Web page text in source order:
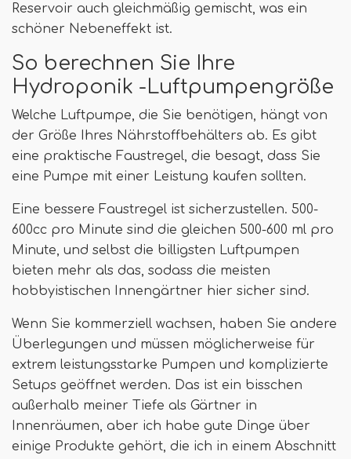
Reservoir auch gleichmäßig gemischt, was ein
schöner Nebeneffekt ist.
So berechnen Sie Ihre
Hydroponik -Luftpumpengröße
Welche Luftpumpe, die Sie benötigen, hängt von
der Größe Ihres Nährstoffbehälters ab. Es gibt
eine praktische Faustregel, die besagt, dass Sie
eine Pumpe mit einer Leistung kaufen sollten.
Eine bessere Faustregel ist sicherzustellen. 500-
600cc pro Minute sind die gleichen 500-600 ml pro
Minute, und selbst die billigsten Luftpumpen
bieten mehr als das, sodass die meisten
hobbyistischen Innengärtner hier sicher sind.
Wenn Sie kommerziell wachsen, haben Sie andere
Überlegungen und müssen möglicherweise für
extrem leistungsstarke Pumpen und komplizierte
Setups geöffnet werden. Das ist ein bisschen
außerhalb meiner Tiefe als Gärtner in
Innenräumen, aber ich habe gute Dinge über
einige Produkte gehört, die ich in einem Abschnitt